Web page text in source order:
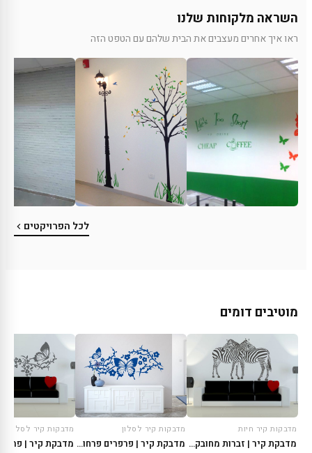
השראה מלקוחות שלנו
ראו איך אחרים מעצבים את הבית שלהם עם הטפט הזה
לכל הפרויקטים
מוטיבים דומים
מדבקות קיר חיות
מדבקת קיר | זברות מחובקות
מדבקות קיר לסלון
מדבקת קיר | פרפרים פרחוניים
מדבקות קיר לסלון
מדבקת קיר |